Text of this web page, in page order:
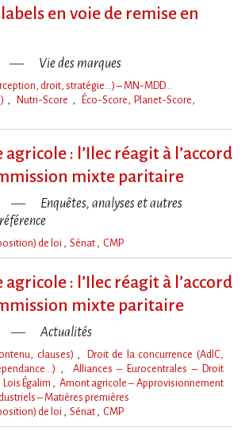
labels en voie de remise en
Vie des marques
droit, stratégie…) – MN-MDD…
Nutri-Score
Éco-Score, Planet-Score,
agricole : l​‌’Ilec réagit à l​‌’accord
mixte paritaire
Enquêtes, analyses et autres
de loi Sénat CMP
agricole : l​‌’Ilec réagit à l​‌’accord
mixte paritaire
Actualités
clauses)
Droit de la concurrence (AdlC,
Alliances – Eurocentrales – Droit
Lois Égalim
Amont agricole – Approvisionnement
– Matières premières
de loi Sénat CMP